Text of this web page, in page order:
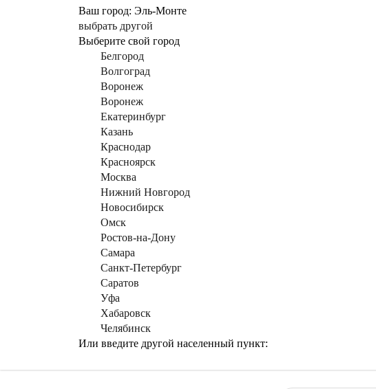
Ваш город: Эль-Монте
выбрать другой
Выберите свой город
Белгород
Волгоград
Воронеж
Воронеж
Екатеринбург
Казань
Краснодар
Красноярск
Москва
Нижний Новгород
Новосибирск
Омск
Ростов-на-Дону
Самара
Санкт-Петербург
Саратов
Уфа
Хабаровск
Челябинск
Или введите другой населенный пункт: